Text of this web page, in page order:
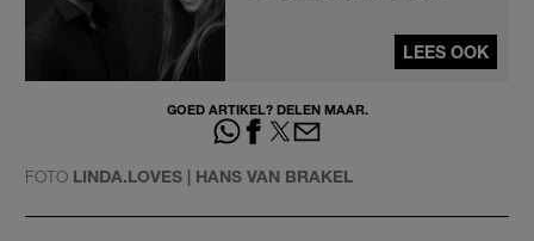
LEES OOK
GOED ARTIKEL? DELEN MAAR.
FOTO LINDA.LOVES | HANS VAN BRAKEL